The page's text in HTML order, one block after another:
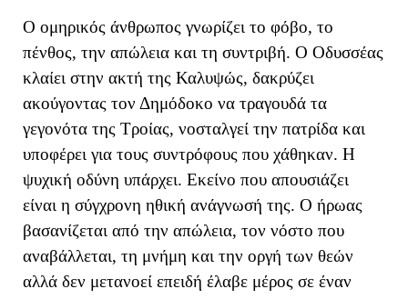
Ο ομηρικός άνθρωπος γνωρίζει το φόβο, το
πένθος, την απώλεια και τη συντριβή. Ο Οδυσσέας
κλαίει στην ακτή της Καλυψώς, δακρύζει
ακούγοντας τον Δημόδοκο να τραγουδά τα
γεγονότα της Τροίας, νοσταλγεί την πατρίδα και
υποφέρει για τους συντρόφους που χάθηκαν. Η
ψυχική οδύνη υπάρχει. Εκείνο που απουσιάζει
είναι η σύγχρονη ηθική ανάγνωσή της. Ο ήρωας
βασανίζεται από την απώλεια, τον νόστο που
αναβάλλεται, τη μνήμη και την οργή των θεών
αλλά δεν μετανοεί επειδή έλαβε μέρος σε έναν